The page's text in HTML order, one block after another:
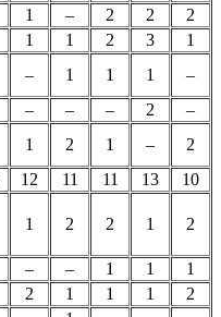
1 – 2 2
2
1 1 2 3
1
– 1 1 1
–
– – – 2
–
1 2 1 –
2
12 11 11 13
10
1 2 2 1 2
– – 1 1
1
2 1 1 1
2